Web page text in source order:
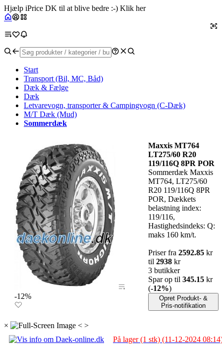
Hjælp iPrice DK til at blive bedre :-) Klik her
Start
Transport (Bil, MC, Båd)
Dæk & Fælge
Dæk
Letvarevogn, transporter & Campingvogn (C-Dæk)
M/T Dæk (Mud)
Sommerdæk
-12%
Maxxis MT764
LT275/60 R20
119/116Q 8PR POR
Sommerdæk Maxxis
MT764, LT275/60
R20 119/116Q 8PR
POR, Dækkets
belastning index:
119/116,
Hastighedsindeks: Q:
maks 160 km/t.
Priser fra 2592.85 kr
til 2938 kr
3 butikker
Spar op til 345.15 kr
(-12%)
Opret Produkt- &
Pris-notifikation
× < >
På lager (1 stk) (11-12-2024